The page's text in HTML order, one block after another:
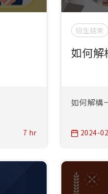
7 hr
招生結束
如何解
如何解構
2024-